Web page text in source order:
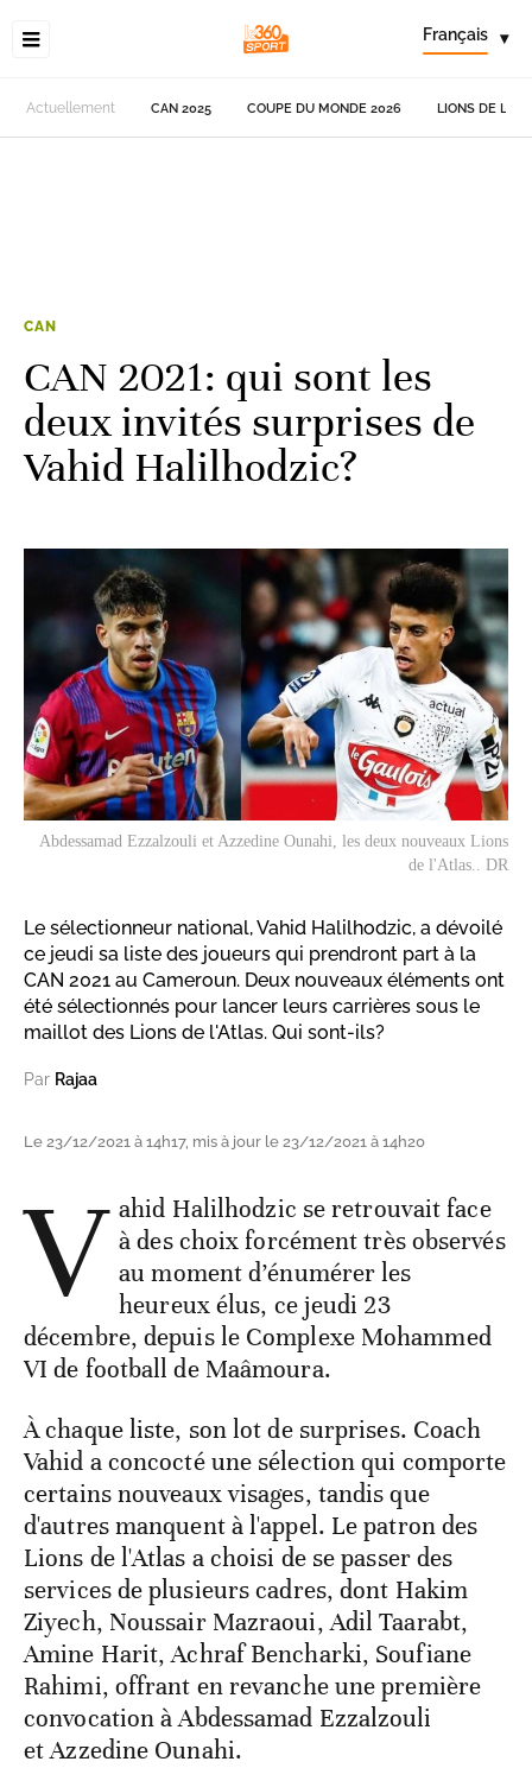
Français ▾
Actuellement CAN 2025 COUPE DU MONDE 2026 LIONS DE
CAN
CAN 2021: qui sont les
deux invités surprises de
Vahid Halilhodzic?
Abdessamad Ezzalzouli et Azzedine Ounahi, les deux nouveaux Lions
de l'Atlas.. DR
Le sélectionneur national, Vahid Halilhodzic, a dévoilé
ce jeudi sa liste des joueurs qui prendront part à la
CAN 2021 au Cameroun. Deux nouveaux éléments ont
été sélectionnés pour lancer leurs carrières sous le
maillot des Lions de l'Atlas. Qui sont-ils?
Par Rajaa
Le 23/12/2021 à 14h17, mis à jour le 23/12/2021 à 14h20
V ahid Halilhodzic se retrouvait face
à des choix forcément très observés
au moment d’énumérer les
heureux élus, ce jeudi 23
décembre, depuis le Complexe Mohammed
VI de football de Maâmoura.
À chaque liste, son lot de surprises. Coach
Vahid a concocté une sélection qui comporte
certains nouveaux visages, tandis que
d'autres manquent à l'appel. Le patron des
Lions de l'Atlas a choisi de se passer des
services de plusieurs cadres, dont Hakim
Ziyech, Noussair Mazraoui, Adil Taarabt,
Amine Harit, Achraf Bencharki, Soufiane
Rahimi, offrant en revanche une première
convocation à Abdessamad Ezzalzouli
et Azzedine Ounahi.